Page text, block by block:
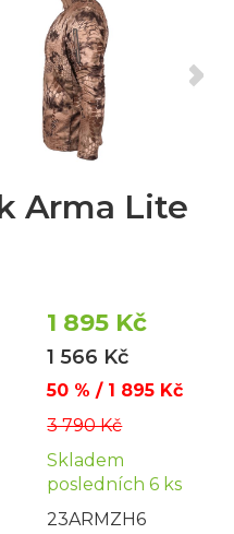
Arma Lite
1 895 Kč
1 566 Kč
50 % / 1 895 Kč
3 790 Kč
Skladem
posledních 6 ks
23ARMZH6